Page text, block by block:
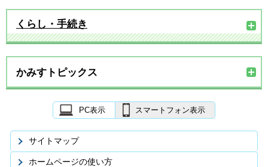
くらし・手続き
かみすトピックス
PC表示 スマートフォン表示
サイトマップ
ホームページの使い方